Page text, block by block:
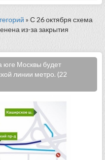
» С 26 октября схема
из-за закрытия
юге Москвы будет
линии метро. (22